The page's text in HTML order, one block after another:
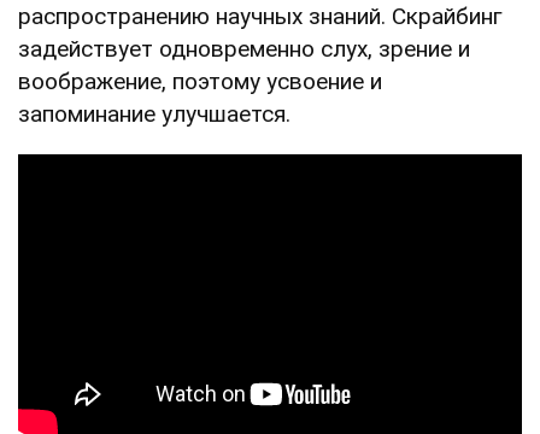
распространению научных знаний. Скрайбинг
задействует одновременно слух, зрение и
воображение, поэтому усвоение и
запоминание улучшается.